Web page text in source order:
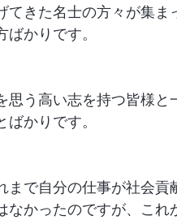
てきた名士の方々が集
ばかりです。
思う高い志を持つ皆様
ばかりです。
まで自分の仕事が社会
なかったのですが、こ